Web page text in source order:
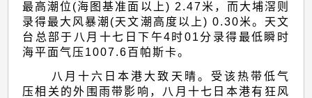
最高潮位(海图基准面以上) 2.47米，而大埔滘则
录得最大风暴潮(天文潮高度以上) 0.30米。天文
台总部于八月十七日下午4时01分录得最低瞬时
海平面气压1007.6百帕斯卡。
八月十六日本港大致天晴。受该热带低气
压相关的外围雨带影响，八月十七日本港有狂风